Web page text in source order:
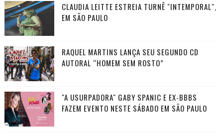
CLAUDIA LEITTE ESTREIA TURNÊ "INTEMPORAL",
EM SÃO PAULO
RAQUEL MARTINS LANÇA SEU SEGUNDO CD
AUTORAL “HOMEM SEM ROSTO”
"A USURPADORA" GABY SPANIC E EX-BBBS
FAZEM EVENTO NESTE SÁBADO EM SÃO PAULO